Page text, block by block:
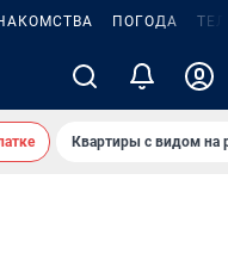
ПОГОДА
Квартиры с видом на